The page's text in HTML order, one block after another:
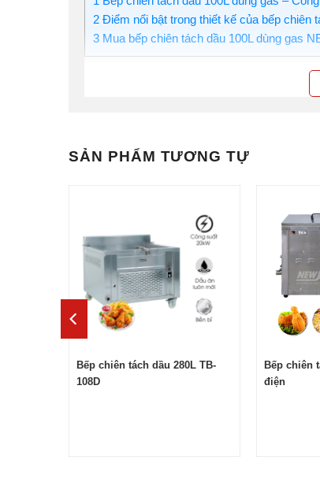
2 Điểm nổi bật trong thiết kế của bếp chiên
3 Mua bếp chiên tách dầu 100L dùng gas
Khác với các dòng bếp chiên thường,
dầu nhẹ hơn nổi lên trên và bộ phận
SẢN PHẨM TƯƠNG TỰ
Bếp chiên tách dầu 280L TB-
108D
Bếp chiên
điện